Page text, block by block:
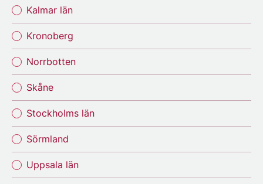
Kalmar län
Kronoberg
Norrbotten
Skåne
Stockholms län
Sörmland
Uppsala län